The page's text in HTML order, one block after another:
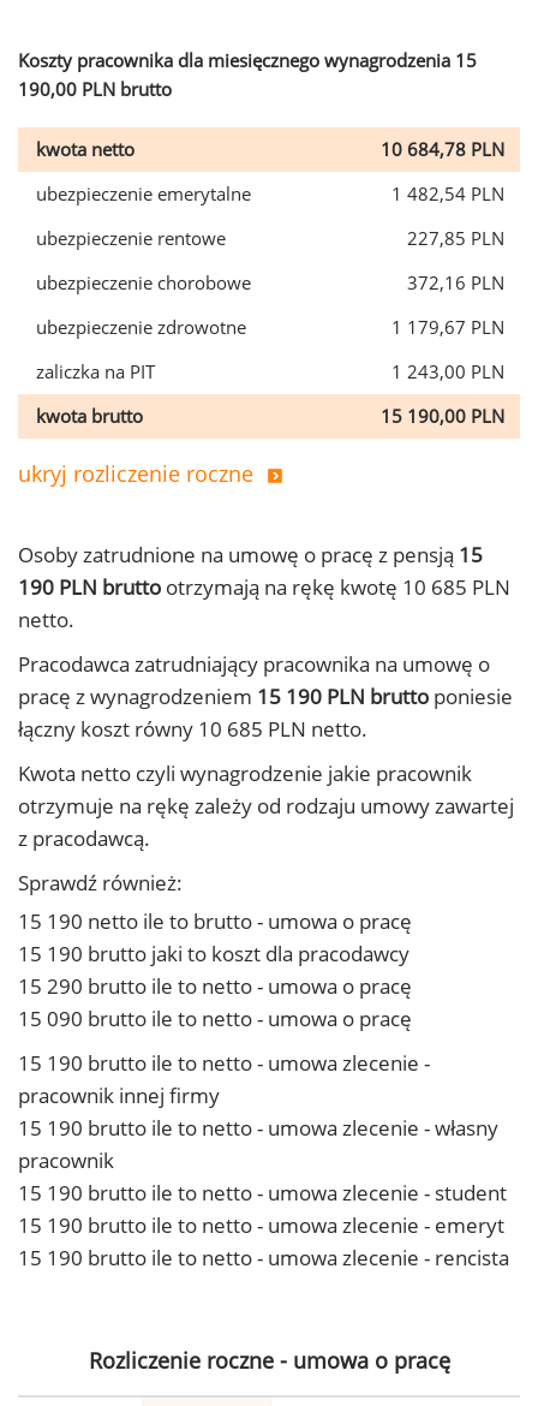
Koszty pracownika dla miesięcznego wynagrodzenia 15
190,00 PLN brutto
kwota netto
10 684,78 PLN
ubezpieczenie emerytalne
1 482,54 PLN
ubezpieczenie rentowe
227,85 PLN
ubezpieczenie chorobowe
372,16 PLN
ubezpieczenie zdrowotne
1 179,67 PLN
zaliczka na PIT
1 243,00 PLN
kwota brutto
15 190,00 PLN
ukryj rozliczenie roczne
Osoby zatrudnione na umowę o pracę z pensją 15
190 PLN brutto otrzymają na rękę kwotę 10 685 PLN
netto.
Pracodawca zatrudniający pracownika na umowę o
pracę z wynagrodzeniem 15 190 PLN brutto poniesie
łączny koszt równy 10 685 PLN netto.
Kwota netto czyli wynagrodzenie jakie pracownik
otrzymuje na rękę zależy od rodzaju umowy zawartej
z pracodawcą.
Sprawdź również:
15 190 netto ile to brutto - umowa o pracę
15 190 brutto jaki to koszt dla pracodawcy
15 290 brutto ile to netto - umowa o pracę
15 090 brutto ile to netto - umowa o pracę
15 190 brutto ile to netto - umowa zlecenie -
pracownik innej firmy
15 190 brutto ile to netto - umowa zlecenie - własny
pracownik
15 190 brutto ile to netto - umowa zlecenie - student
15 190 brutto ile to netto - umowa zlecenie - emeryt
15 190 brutto ile to netto - umowa zlecenie - rencista
Rozliczenie roczne - umowa o pracę